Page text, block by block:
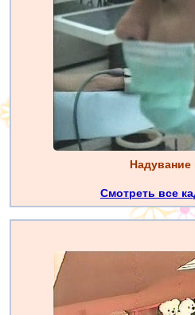
Надувание
Смотреть все